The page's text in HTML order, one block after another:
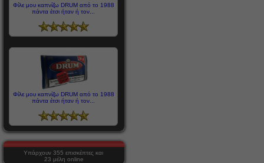
Φίλε μου καπνίζω DRUM από το 1988
πάντα έτσι ήταν ή τον...
Φίλε μου καπνίζω DRUM από το 1988
πάντα έτσι ήταν ή τον...
Υπάρχουν 355 επισκέπτες και
23 μέλη online